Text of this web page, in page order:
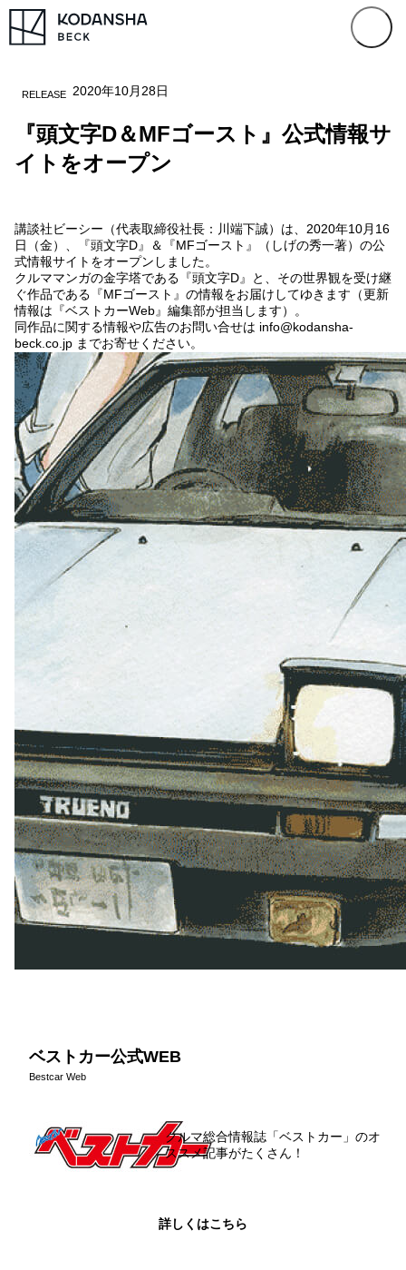
RELEASE 2020年10月28日
『頭文字D＆MFゴースト』公式情報サ
イトをオープン
講談社ビーシー（代表取締役社長：川端下誠）は、2020年10月16
日（金）、『頭文字D』＆『MFゴースト』（しげの秀一著）の公
式情報サイトをオープンしました。
クルママンガの金字塔である『頭文字D』と、その世界観を受け継
ぐ作品である『MFゴースト』の情報をお届けしてゆきます（更新
情報は『ベストカーWeb』編集部が担当します）。
同作品に関する情報や広告のお問い合せは info@kodansha-
beck.co.jp までお寄せください。
ベストカー公式WEB
Bestcar Web
クルマ総合情報誌「ベストカー」のオ
ススメ記事がたくさん！
詳しくはこちら